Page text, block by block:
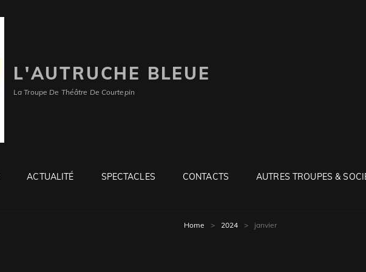
L'AUTRUCHE BLEUE
La Troupe De Théâtre De Courtepin
ACTUALITÉ SPECTACLES CONTACTS AUTRES TROUPES &
Home > 2024 > janvier